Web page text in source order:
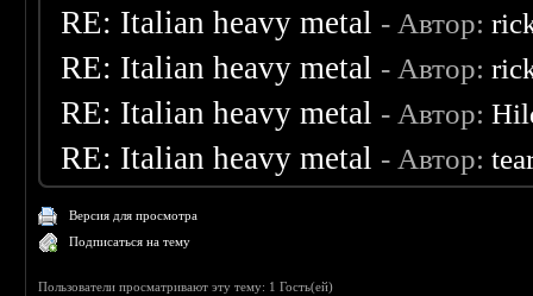
RE: Italian heavy metal - Автор:
RE: Italian heavy metal - Автор:
RE: Italian heavy metal - Автор:
RE: Italian heavy metal - Автор:
Версия для просмотра
Подписаться на тему
Пользователи просматривают эту тему: 1 Гость(ей)